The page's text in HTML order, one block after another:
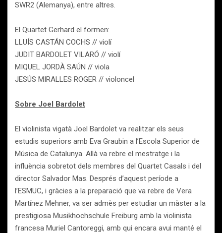
SWR2 (Alemanya), entre altres.
El Quartet Gerhard el formen:
LLUÍS CASTÁN COCHS // violí
JUDIT BARDOLET VILARÓ // violí
MIQUEL JORDÀ SAÚN // viola
JESÚS MIRALLES ROGER // violoncel
Sobre Joel Bardolet
El violinista vigatà Joel Bardolet va realitzar els seus
estudis superiors amb Eva Graubin a l’Escola Superior de
Música de Catalunya. Allà va rebre el mestratge i la
influència sobretot dels membres del Quartet Casals i del
director Salvador Mas. Després d’aquest període a
l’ESMUC, i gràcies a la preparació que va rebre de Vera
Martínez Mehner, va ser admès per estudiar un màster a la
prestigiosa Musikhochschule Freiburg amb la violinista
francesa Muriel Cantoreggi, amb qui encara avui manté el